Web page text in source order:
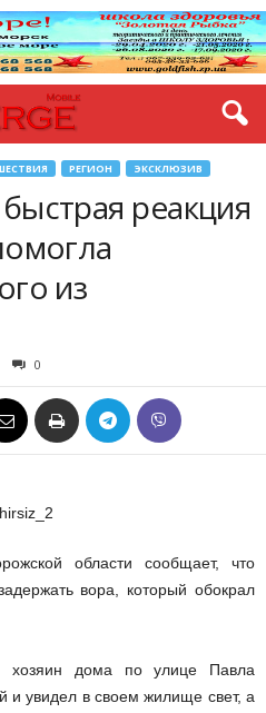
РЕГИОН ЭКСКЛЮЗИВ
реакция
из
0
области сообщает, что
вора, который обокрал
хозяин дома по улице Павла
и увидел в своем жилище свет, а